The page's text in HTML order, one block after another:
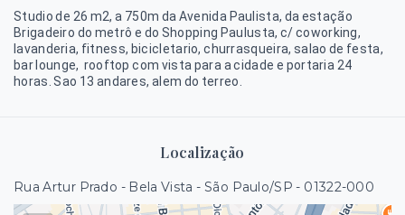
Studio de 26 m2, a 750m da Avenida Paulista, da estação
Brigadeiro do metrô e do Shopping Paulusta, c/ coworking,
lavanderia, fitness, bicicletario, churrasqueira, salao de festa,
bar lounge, rooftop com vista para a cidade e portaria 24
horas. Sao 13 andares, alem do terreo.
Localização
Rua Artur Prado - Bela Vista - São Paulo/SP - 01322-000